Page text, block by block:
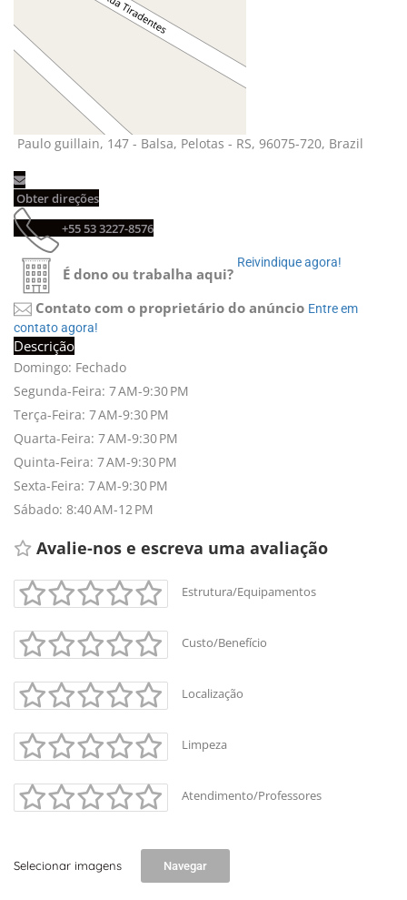
Paulo guillain, 147 - Balsa, Pelotas - RS, 96075-720, Brazil
Obter direções
+55 53 3227-8576
É dono ou trabalha aqui?
Reivindique agora!
Contato com o proprietário do anúncio Entre em
contato agora!
Descrição
Domingo: Fechado
Segunda-Feira: 7 AM-9:30 PM
Terça-Feira: 7 AM-9:30 PM
Quarta-Feira: 7 AM-9:30 PM
Quinta-Feira: 7 AM-9:30 PM
Sexta-Feira: 7 AM-9:30 PM
Sábado: 8:40 AM-12 PM
Avalie-nos e escreva uma avaliação
Estrutura/Equipamentos
Custo/Benefício
Localização
Limpeza
Atendimento/Professores
Selecionar imagens Navegar